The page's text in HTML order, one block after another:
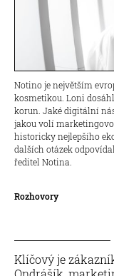
Notino je největším
kosmetikou. Loni
korun. Jaké digitální
jakou volí
historicky nejlepšího
dalších otázek
ředitel Notina.
Rozhovory
Klíčový je